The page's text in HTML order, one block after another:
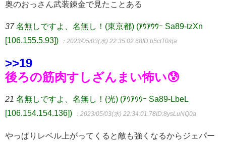
奥のおっさん武装錬金で見たことある
37 名無しですよ、名無し！(東京都) (ｱｳｱｳｳｰ Sa89-tzXn
[106.155.5.93])
：2023/05/03(水) 22:35:02.68ID:b5ctT0/qa
>>19
後ろの筋肉すしざんまい怖い😰
21 名無しですよ、名無し！(光) (ｱｳｱｳｳｰ Sa89-LbeL
[106.154.154.136])
：2023/05/03(水) 22:34:01.78ID:8ysLuNQ0a
やっぱりレベル上がってくると敵も強くなるからジェパー